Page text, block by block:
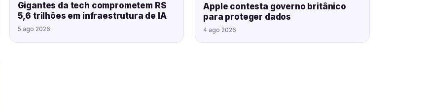
Gigantes da tech comprometem R$
5,6 trilhões em infraestrutura de IA
5 ago 2026
Apple contesta governo britânico
para proteger dados
4 ago 2026